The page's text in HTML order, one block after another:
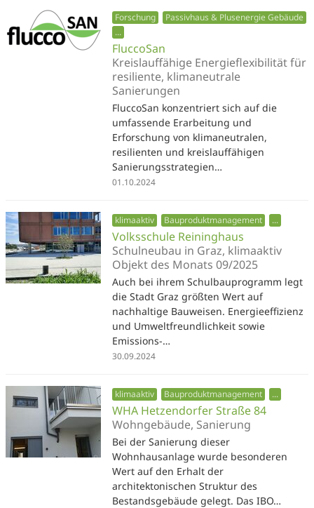
Forschung
Passivhaus & Plusenergie Gebäude
...
FluccoSan
Kreislauffähige Energieflexibilität für
resiliente, klimaneutrale
Sanierungen
FluccoSan konzentriert sich auf die
umfassende Erarbeitung und
Erforschung von klimaneutralen,
resilienten und kreislauffähigen
Sanierungsstrategien…
01.10.2024
klimaaktiv Bauproduktmanagement ...
Volksschule Reininghaus
Schulneubau in Graz, klimaaktiv
Objekt des Monats 09/2025
Auch bei ihrem Schulbauprogramm legt
die Stadt Graz größten Wert auf
nachhaltige Bauweisen. Energieeffizienz
und Umweltfreundlichkeit sowie
Emissions-…
30.09.2024
klimaaktiv Bauproduktmanagement ...
WHA Hetzendorfer Straße 84
Wohngebäude, Sanierung
Bei der Sanierung dieser
Wohnhausanlage wurde besonderen
Wert auf den Erhalt der
architektonischen Struktur des
Bestandsgebäude gelegt. Das IBO…